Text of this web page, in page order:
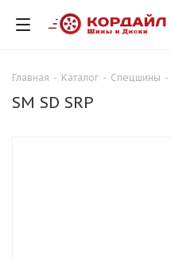
Главная - Каталог - Спецшины -
SM SD SRP